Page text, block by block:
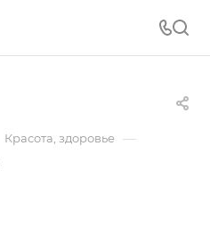
Красота, здоровье —